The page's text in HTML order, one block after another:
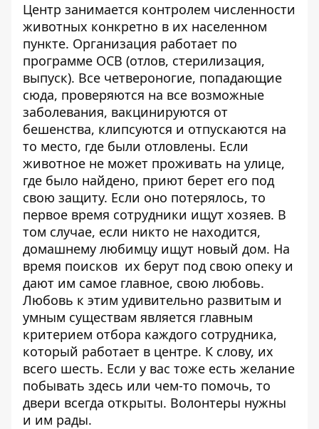
Центр занимается контролем численности
животных конкретно в их населенном
пункте. Организация работает по
программе ОСВ (отлов, стерилизация,
выпуск). Все четвероногие, попадающие
сюда, проверяются на все возможные
заболевания, вакцинируются от
бешенства, клипсуются и отпускаются на
то место, где были отловлены. Если
животное не может проживать на улице,
где было найдено, приют берет его под
свою защиту. Если оно потерялось, то
первое время сотрудники ищут хозяев. В
том случае, если никто не находится,
домашнему любимцу ищут новый дом. На
время поисков их берут под свою опеку и
дают им самое главное, свою любовь.
Любовь к этим удивительно развитым и
умным существам является главным
критерием отбора каждого сотрудника,
который работает в центре. К слову, их
всего шесть. Если у вас тоже есть желание
побывать здесь или чем-то помочь, то
двери всегда открыты. Волонтеры нужны
и им рады.